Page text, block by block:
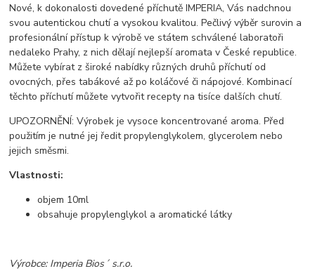
Nové, k dokonalosti dovedené příchutě IMPERIA, Vás nadchnou
svou autentickou chutí a vysokou kvalitou. Pečlivý výběr surovin a
profesionální přístup k výrobě ve státem schválené laboratoři
nedaleko Prahy, z nich dělají nejlepší aromata v České republice.
Můžete vybírat z široké nabídky různých druhů příchutí od
ovocných, přes tabákové až po koláčové či nápojové. Kombinací
těchto příchutí můžete vytvořit recepty na tisíce dalších chutí.
UPOZORNĚNÍ: Výrobek je vysoce koncentrované aroma. Před
použitím je nutné jej ředit propylenglykolem, glycerolem nebo
jejich směsmi.
Vlastnosti:
objem 10ml
obsahuje propylenglykol a aromatické látky
Výrobce: Imperia Bios´ s.r.o.